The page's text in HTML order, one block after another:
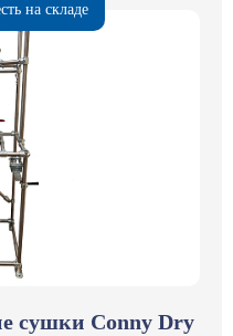
на складе
сушки Conny Dry